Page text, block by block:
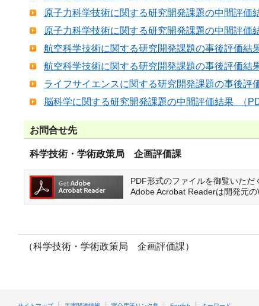
原子力科学技術に関する研究開発課題の中間評価
原子力科学技術に関する研究開発課題の中間評価
航空科学技術に関する研究開発課題の事後評価結
航空科学技術に関する研究開発課題の事後評価結
ライフサイエンスに関する研究開発課題の事後評
脳科学に関する研究開発課題の中間評価結果 （
お問合せ先
科学技術・学術政策局 企画評価課
PDF形式のファイルを御覧いただ
Adobe Acrobat Readerは開発元
（科学技術・学術政策局 企画評価課）